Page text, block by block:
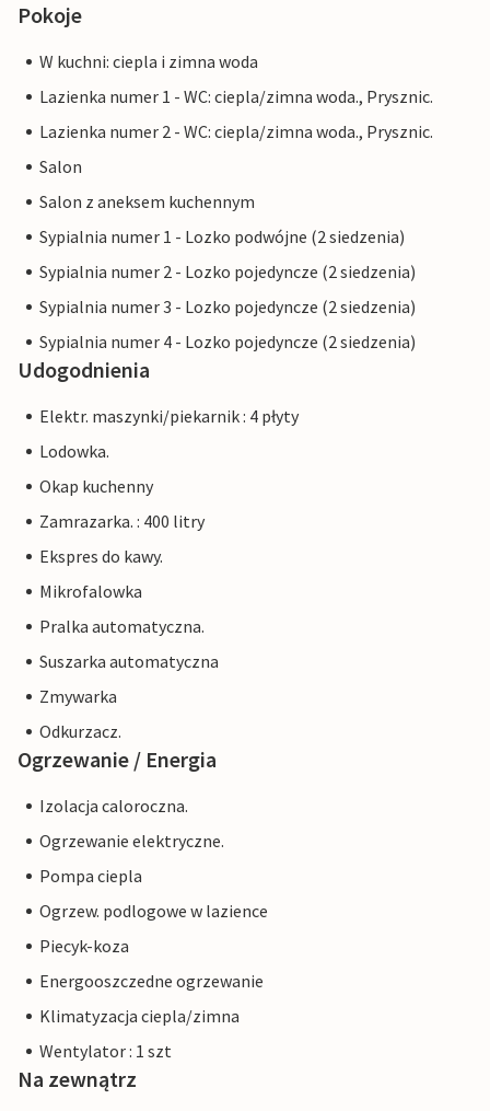
Pokoje
W kuchni: ciepla i zimna woda
Lazienka numer 1 - WC: ciepla/zimna woda., Prysznic.
Lazienka numer 2 - WC: ciepla/zimna woda., Prysznic.
Salon
Salon z aneksem kuchennym
Sypialnia numer 1 - Lozko podwójne (2 siedzenia)
Sypialnia numer 2 - Lozko pojedyncze (2 siedzenia)
Sypialnia numer 3 - Lozko pojedyncze (2 siedzenia)
Sypialnia numer 4 - Lozko pojedyncze (2 siedzenia)
Udogodnienia
Elektr. maszynki/piekarnik : 4 płyty
Lodowka.
Okap kuchenny
Zamrazarka. : 400 litry
Ekspres do kawy.
Mikrofalowka
Pralka automatyczna.
Suszarka automatyczna
Zmywarka
Odkurzacz.
Ogrzewanie / Energia
Izolacja caloroczna.
Ogrzewanie elektryczne.
Pompa ciepla
Ogrzew. podlogowe w lazience
Piecyk-koza
Energooszczedne ogrzewanie
Klimatyzacja ciepla/zimna
Wentylator : 1 szt
Na zewnątrz